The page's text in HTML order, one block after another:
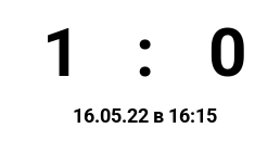
1 : 0
16.05.22 в 16:15